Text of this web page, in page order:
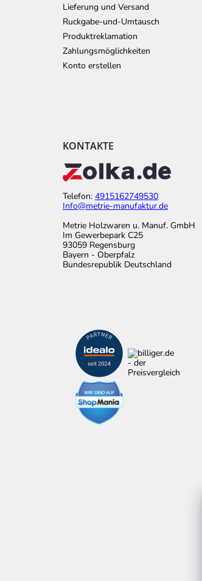
Lieferung und Versand
Ruckgabe-und-Umtausch
Produktreklamation
Zahlungsmöglichkeiten
Konto erstellen
KONTAKTE
Telefon: 4915162749530
Info@metrie-manufaktur.de
Metrie Holzwaren u. Manuf. GmbH
Im Gewerbepark C25
93059 Regensburg
Bayern - Oberpfalz
Bundesrepublik Deutschland